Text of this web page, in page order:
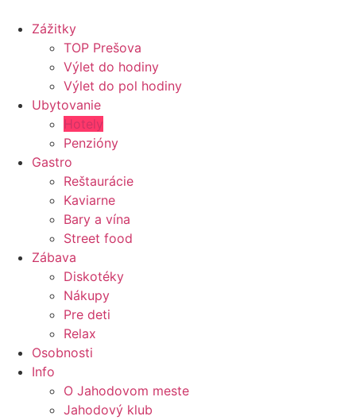
Zážitky
TOP Prešova
Výlet do hodiny
Výlet do pol hodiny
Ubytovanie
Hotely
Penzióny
Gastro
Reštaurácie
Kaviarne
Bary a vína
Street food
Zábava
Diskotéky
Nákupy
Pre deti
Relax
Osobnosti
Info
O Jahodovom meste
Jahodový klub